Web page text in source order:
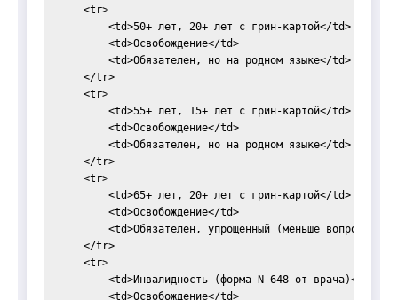
    <tr>
        <td>50+ лет, 20+ лет с грин-картой</td>
        <td>Освобождение</td>
        <td>Обязателен, но на родном языке</td>
    </tr>
    <tr>
        <td>55+ лет, 15+ лет с грин-картой</td>
        <td>Освобождение</td>
        <td>Обязателен, но на родном языке</td>
    </tr>
    <tr>
        <td>65+ лет, 20+ лет с грин-картой</td>
        <td>Освобождение</td>
<td>Обязателен, упрощенный (меньше вопросов),
    </tr>
    <tr>
        <td>Инвалидность (форма N-648 от врача)</td>
        <td>Освобождение</td>